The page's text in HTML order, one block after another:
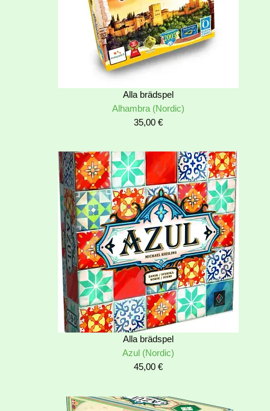
Alla brädspel
Alhambra (Nordic)
35,00 €
Alla brädspel
Azul (Nordic)
45,00 €